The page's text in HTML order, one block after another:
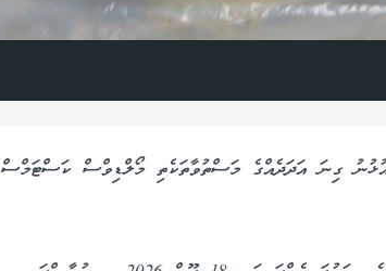
ގިނަ އަދަދެއްގެ މަސްތުވާތަކެތި މޯލްޑިވްސް ކަސްޓަމްސް